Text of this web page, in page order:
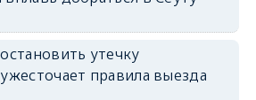
утечку
правила выезда